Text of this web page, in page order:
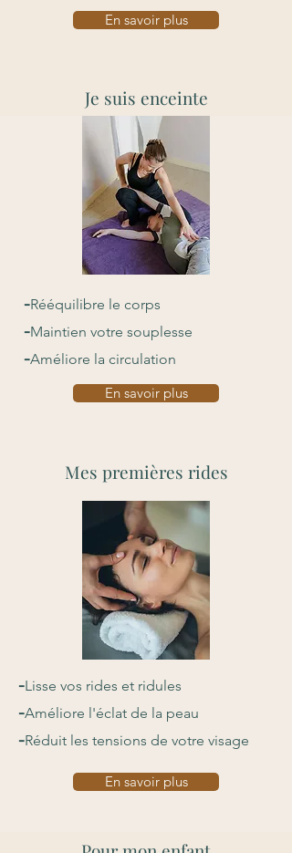
En savoir plus
Je suis enceinte
-Rééquilibre le corps
-Maintien votre souplesse
-Améliore la circulation
En savoir plus
Mes premières rides
-Lisse vos rides et ridules
-Améliore l'éclat de la peau
-Réduit les tensions de votre visage
En savoir plus